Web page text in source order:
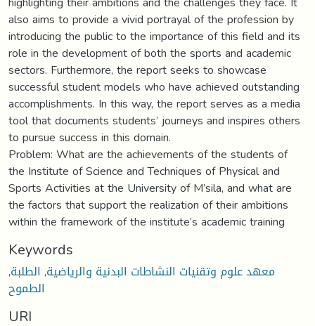
also aims to provide a vivid portrayal of the profession by
introducing the public to the importance of this field and its
role in the development of both the sports and academic
sectors. Furthermore, the report seeks to showcase
successful student models who have achieved outstanding
accomplishments. In this way, the report serves as a media
tool that documents students’ journeys and inspires others
to pursue success in this domain.
Problem: What are the achievements of the students of
the Institute of Science and Techniques of Physical and
Sports Activities at the University of M’sila, and what are
the factors that support the realization of their ambitions
within the framework of the institute’s academic training
Keywords
معهد علوم وتقنيات النشاطات البدنية والرياضية, الطلبة,
الطموح
URI